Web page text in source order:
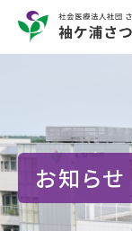
お知らせ